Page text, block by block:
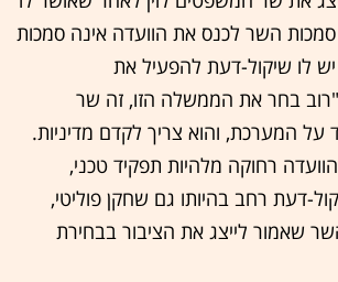
סמכות השר לכנס את הוועדה אינה סמכות
לו שיקול-דעת להפעיל את
"רוב בחר את הממשלה הזו, זה שר
המערכת, והוא צריך לקדם מדיניות.
רחוקה מלהיות תפקיד טכני,
דעת רחב בהיותו גם שחקן פוליטי,
שאמור לייצג את הציבור בבחירת